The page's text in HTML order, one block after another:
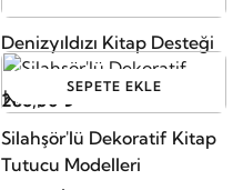
Denizyıldızı Kitap Desteği
286,00 ₺
SEPETE EKLE
Silahşör'lü Dekoratif Kitap
Tutucu Modelleri